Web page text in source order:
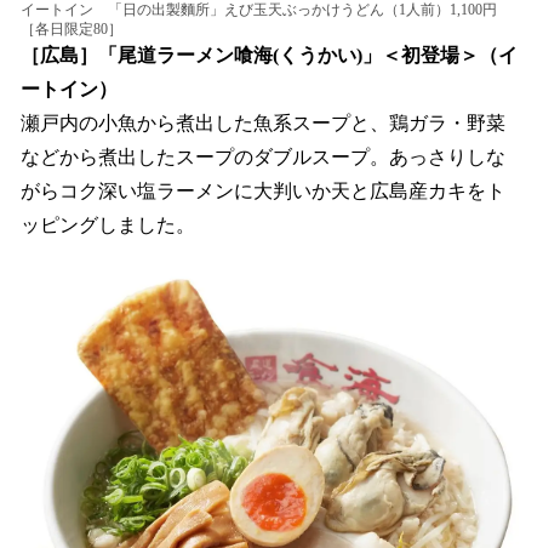
イートイン 「日の出製麵所」えび玉天ぶっかけうどん（1人前）1,100円
［各日限定80］
［広島］「尾道ラーメン喰海(くうかい)」＜初登場＞（イ
ートイン）
瀬戸内の小魚から煮出した魚系スープと、鶏ガラ・野菜
などから煮出したスープのダブルスープ。あっさりしな
がらコク深い塩ラーメンに大判いか天と広島産カキをト
ッピングしました。